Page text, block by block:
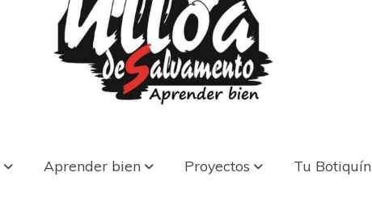
Aprender bien Proyectos Tu Botiquín